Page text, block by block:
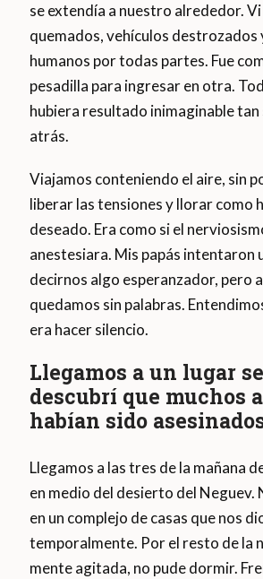
se extendía a nuestro alrededor.
quemados, vehículos destrozados
humanos por todas partes. Fue
pesadilla para ingresar en otra.
hubiera resultado inimaginable tan
atrás.
Viajamos conteniendo el aire, sin
liberar las tensiones y llorar como
deseado. Era como si el
anestesiara. Mis papás intentaron
decirnos algo esperanzador, pero
quedamos sin palabras.
era hacer silencio.
Llegamos a un lugar
descubrí que muchos
habían sido
Llegamos a las tres de la mañana
en medio del desierto del Neguev.
en un complejo de casas que nos
temporalmente. Por el resto de la
mente agitada, no pude dormir.